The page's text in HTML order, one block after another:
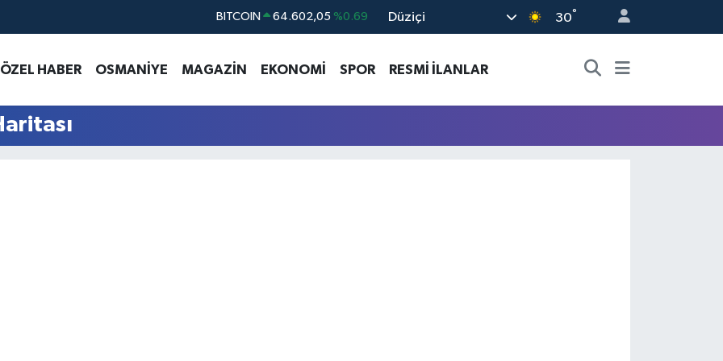
BITCOIN 64.602,05 %0.69
EURO 55,0250 %0.02
STERLİN 64,2398 %0.2
Düziçi 30°
ÖZEL HABER OSMANİYE MAGAZİN EKONOMİ SPOR RESMİ İLANLAR